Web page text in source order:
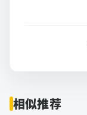
相似推荐